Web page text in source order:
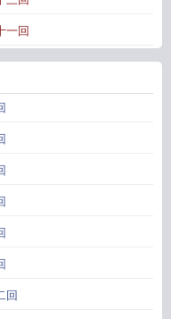
区别
一回
回